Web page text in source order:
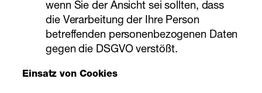
wenn Sie der Ansicht sei sollten, dass
die Verarbeitung der Ihre Person
betreffenden personenbezogenen Daten
gegen die DSGVO verstößt.
Einsatz von Cookies